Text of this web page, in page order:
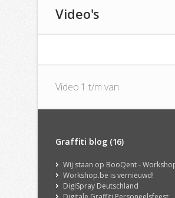
Video's
Video 1 t/m van
Graffiti blog (16)
Wij staan op BooQent -
Workshop.be is vernieuwd!
DigiSpray Deutschland